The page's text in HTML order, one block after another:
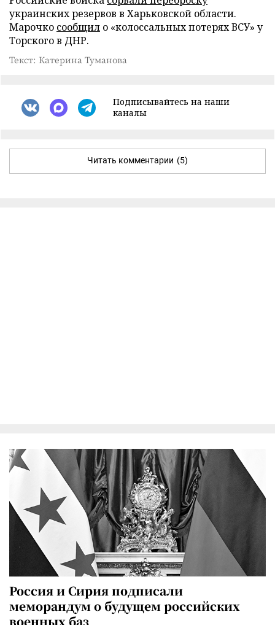
украинских резервов в Харьковской области.
Марочко сообщил о «колоссальных потерях ВСУ» у
Торского в ДНР.
Текст: Катерина Туманова
Подписывайтесь на наши
каналы
Читать комментарии (5)
Россия и Сирия подписали
меморандум о будущем российских
военных баз